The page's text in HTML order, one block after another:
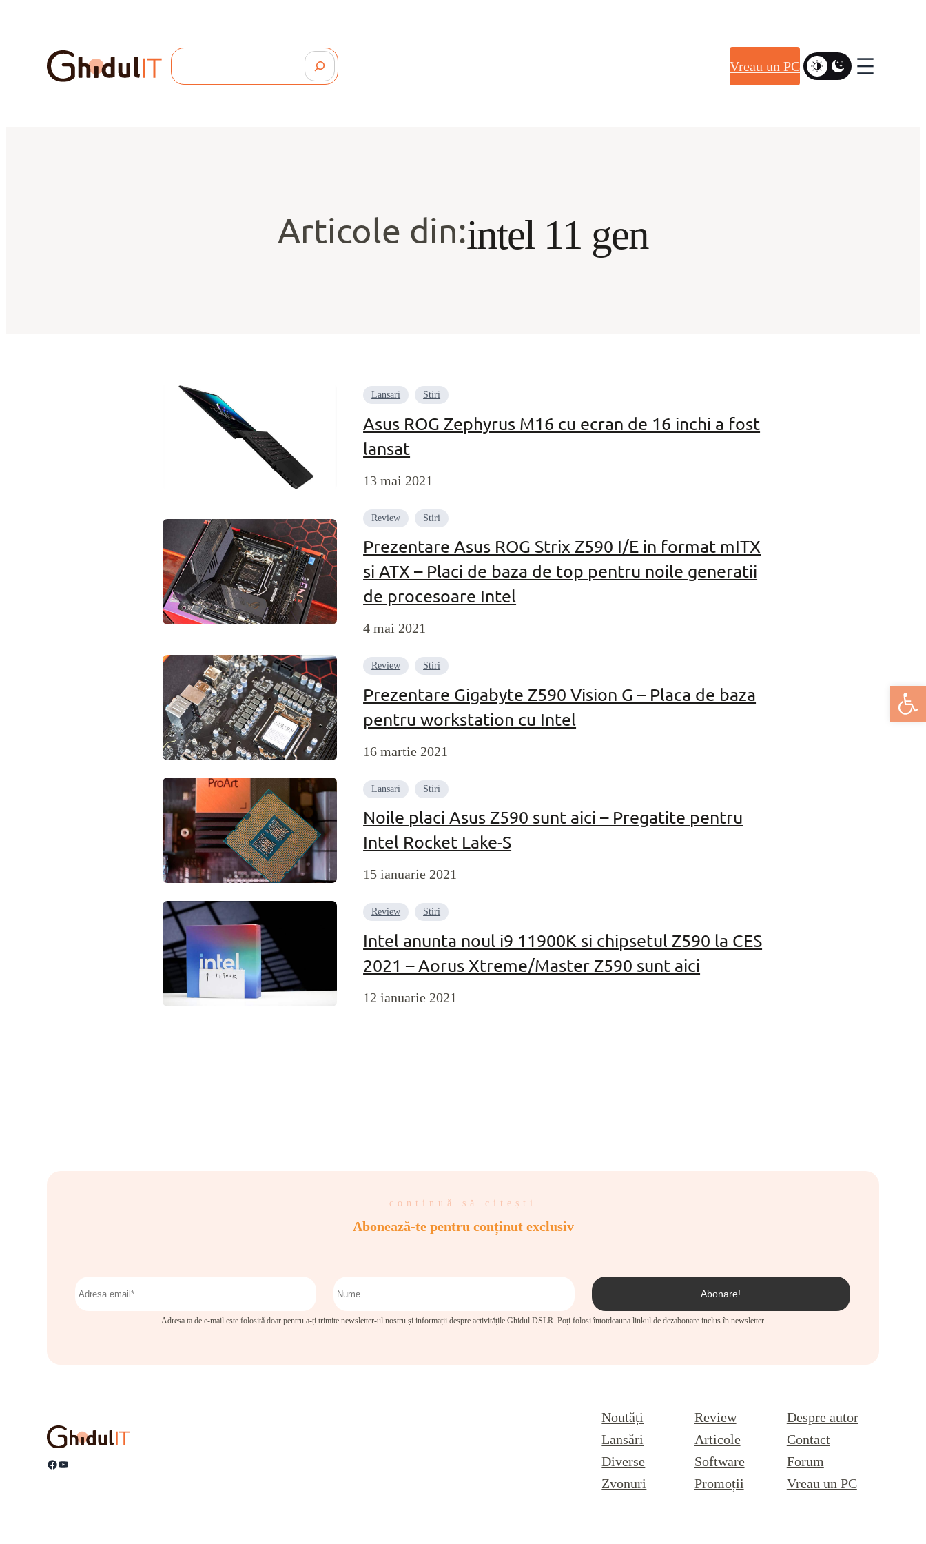
Deschide
Search
Vreau un PC
Articole din:intel 11 gen
Lansari Stiri
Asus ROG Zephyrus M16 cu ecran de 16 inchi a fost
lansat
13 mai 2021
Review Stiri
Prezentare Asus ROG Strix Z590 I/E in format mITX
si ATX – Placi de baza de top pentru noile generatii
de procesoare Intel
4 mai 2021
Review Stiri
Prezentare Gigabyte Z590 Vision G – Placa de baza
pentru workstation cu Intel
16 martie 2021
Lansari Stiri
Noile placi Asus Z590 sunt aici – Pregatite pentru
Intel Rocket Lake-S
15 ianuarie 2021
Review Stiri
Intel anunta noul i9 11900K si chipsetul Z590 la CES
2021 – Aorus Xtreme/Master Z590 sunt aici
12 ianuarie 2021
continuă să citești
Abonează-te pentru conținut exclusiv
Adresa ta de e-mail este folosită doar pentru a-ți trimite newsletter-ul nostru și informații despre activitățile Ghidul DSLR. Poți folosi întotdeauna linkul de dezabonare inclus în newsletter.
Facebook YouTube
Noutăți
Lansări
Diverse
Zvonuri
Review
Articole
Software
Promoții
Despre autor
Contact
Forum
Vreau un PC